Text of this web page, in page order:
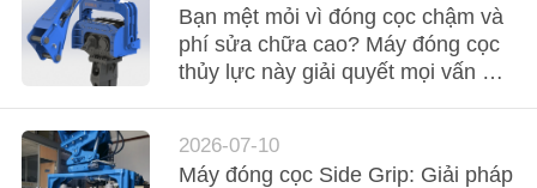
THAM
QUAN
NHÀ
MÁY
Bạn mệt mỏi vì đóng cọc chậm và
phí sửa chữa cao? Máy đóng cọc
thủy lực này giải quyết mọi vấn đề
2026-07-10
Máy đóng cọc Side Grip: Giải pháp